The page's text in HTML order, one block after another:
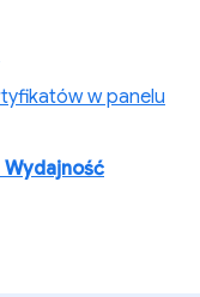
w panelu
Wydajność